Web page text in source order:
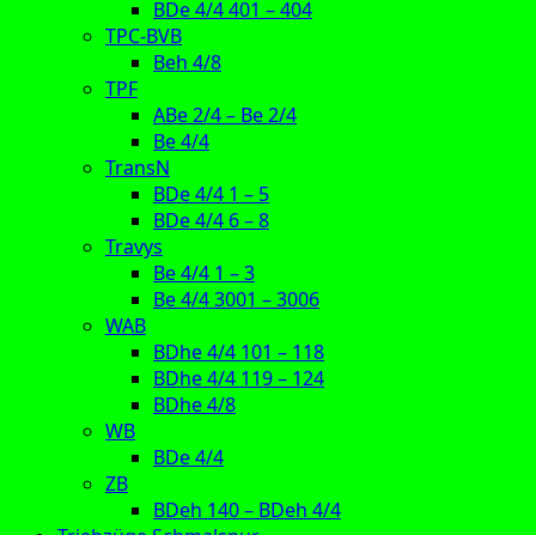
BDe 4/4 401 – 404
TPC-BVB
Beh 4/8
TPF
ABe 2/4 – Be 2/4
Be 4/4
TransN
BDe 4/4 1 – 5
BDe 4/4 6 – 8
Travys
Be 4/4 1 – 3
Be 4/4 3001 – 3006
WAB
BDhe 4/4 101 – 118
BDhe 4/4 119 – 124
BDhe 4/8
WB
BDe 4/4
ZB
BDeh 140 – BDeh 4/4